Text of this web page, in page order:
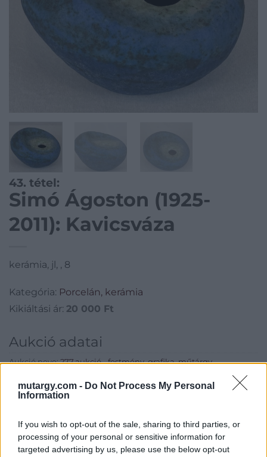
mutargy.com - Do Not Process My Personal
Information
If you wish to opt-out of the sale, sharing to third parties, or
processing of your personal or sensitive information for
targeted advertising by us, please use the below opt-out
43. tétel:
Simó Ágoston (1925-
2011): Kavicsváza
kerámia, jl, , 8
Kategória: Porcelán, kerámia
Kikiáltási ár: 20 000 Ft
Aukció adatai
Aukció neve:277.aukció - festmény, grafika, műtárgy
Aukció dátuma: 2024.01.17
Aukció ideje: 18:00
Tételszám: 43